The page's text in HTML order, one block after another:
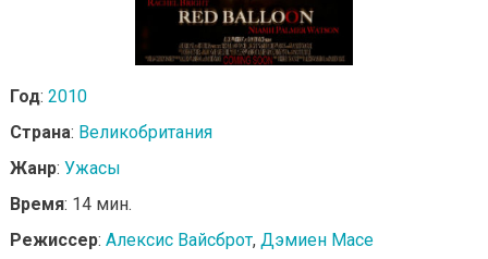
Год: 2010
Страна: Великобритания
Жанр: Ужасы
Время: 14 мин.
Режиссер: Алексис Вайсброт, Дэмиен Масе